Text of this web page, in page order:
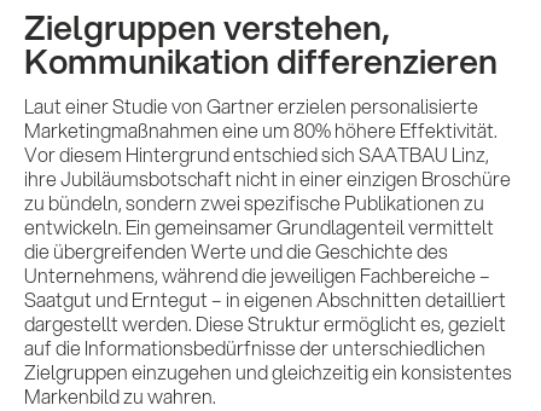
Zielgruppen verstehen,
Kommunikation differenzieren
Laut einer Studie von Gartner erzielen personalisierte
Marketingmaßnahmen eine um 80% höhere Effektivität.
Vor diesem Hintergrund entschied sich SAATBAU Linz,
ihre Jubiläumsbotschaft nicht in einer einzigen Broschüre
zu bündeln, sondern zwei spezifische Publikationen zu
entwickeln. Ein gemeinsamer Grundlagenteil vermittelt
die übergreifenden Werte und die Geschichte des
Unternehmens, während die jeweiligen Fachbereiche –
Saatgut und Erntegut – in eigenen Abschnitten detailliert
dargestellt werden. Diese Struktur ermöglicht es, gezielt
auf die Informationsbedürfnisse der unterschiedlichen
Zielgruppen einzugehen und gleichzeitig ein konsistentes
Markenbild zu wahren.